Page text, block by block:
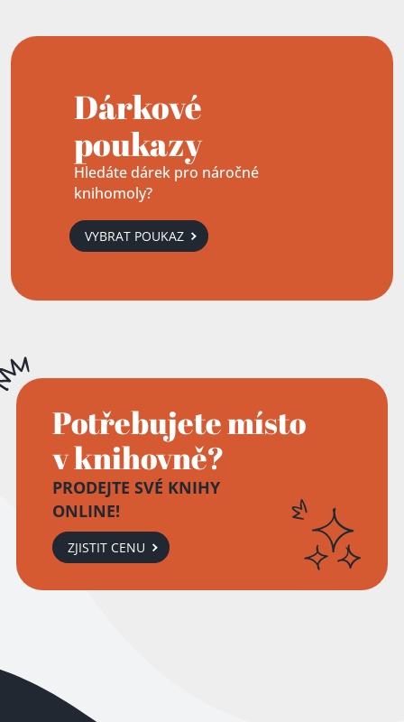
Dárkové
poukazy
Hledáte dárek pro náročné
knihomoly?
VYBRAT POUKAZ
Potřebujete místo
v knihovně?
PRODEJTE SVÉ KNIHY
ONLINE!
ZJISTIT CENU